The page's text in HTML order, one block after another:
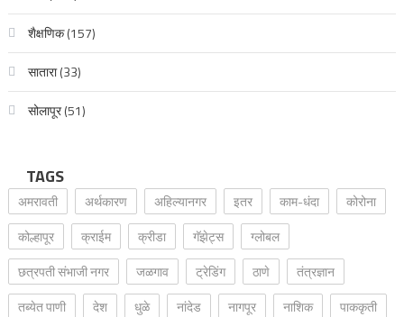
शैक्षणिक(157)
सातारा(33)
सोलापूर(51)
TAGS
अमरावती अर्थकारण अहिल्यानगर इतर काम-धंदा
कोरोना
कोल्हापूर
क्राईम क्रीडा गॅझेट्स
ग्लोबल
छत्रपती संभाजी नगर
जळगाव ट्रेडिंग ठाणे
तंत्रज्ञान
तब्येत पाणी
देश धुळे नांदेड नागपूर नाशिक
पाककृती